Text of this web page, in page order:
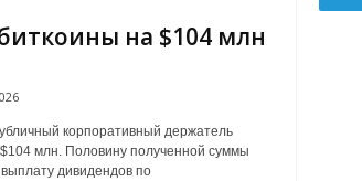
на $104 млн
корпоративный держатель
млн. Половину полученной суммы
дивидендов по